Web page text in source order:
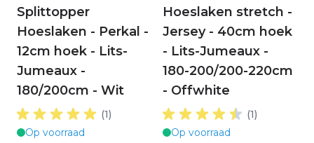
Splittopper
Hoeslaken - Perkal -
12cm hoek - Lits-
Jumeaux -
180/200cm - Wit
(1)
Op voorraad
Hoeslaken stretch -
Jersey - 40cm hoek
- Lits-Jumeaux -
180-200/200-220cm
- Offwhite
(1)
Op voorraad